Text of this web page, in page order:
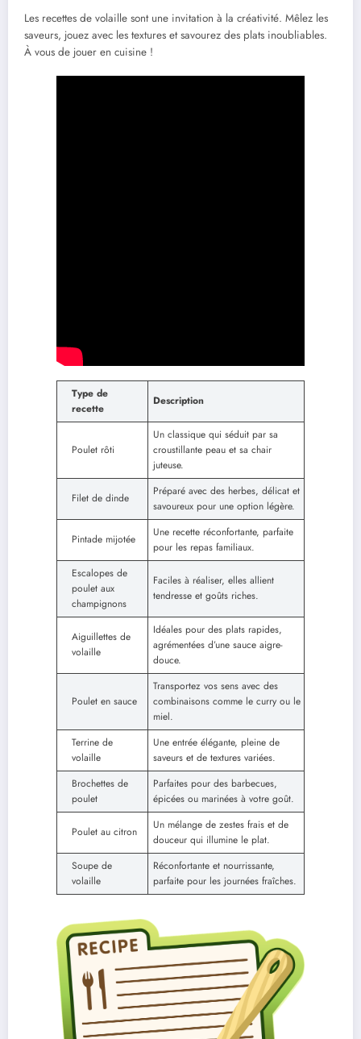
Les recettes de volaille sont une invitation à la créativité. Mêlez les
saveurs, jouez avec les textures et savourez des plats inoubliables.
À vous de jouer en cuisine !
Type de
recette
Description
Poulet rôti
Un classique qui séduit par sa
croustillante peau et sa chair
juteuse.
Filet de dinde
Préparé avec des herbes, délicat et
savoureux pour une option légère.
Pintade mijotée
Une recette réconfortante, parfaite
pour les repas familiaux.
Escalopes de
poulet aux
champignons
Faciles à réaliser, elles allient
tendresse et goûts riches.
Aiguillettes de
volaille
Idéales pour des plats rapides,
agrémentées d’une sauce aigre-
douce.
Poulet en sauce
Transportez vos sens avec des
combinaisons comme le curry ou le
miel.
Terrine de
volaille
Une entrée élégante, pleine de
saveurs et de textures variées.
Brochettes de
poulet
Parfaites pour des barbecues,
épicées ou marinées à votre goût.
Poulet au citron
Un mélange de zestes frais et de
douceur qui illumine le plat.
Soupe de
volaille
Réconfortante et nourrissante,
parfaite pour les journées fraîches.